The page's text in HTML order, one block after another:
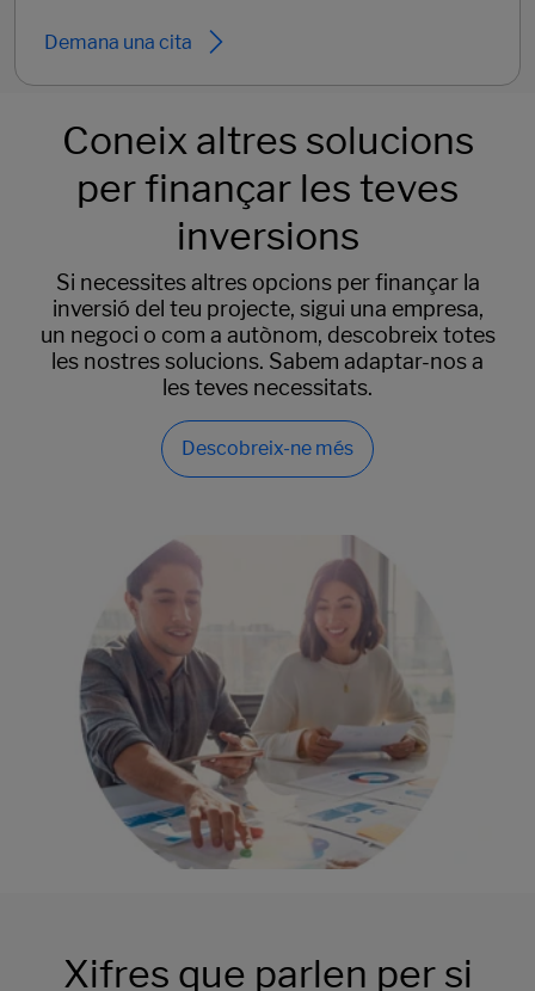
Demana una cita
Coneix altres solucions
per finançar les teves
inversions
Si necessites altres opcions per finançar la
inversió del teu projecte, sigui una empresa,
un negoci o com a autònom, descobreix totes
les nostres solucions. Sabem adaptar-nos a
les teves necessitats.
Descobreix-ne més
Xifres que parlen per si